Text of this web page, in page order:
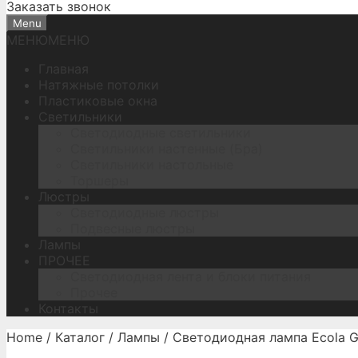
Заказать звонок
Menu
МЕНЮМЕНЮ
Главная
Натяжные потолки
Пластиковые окна
Светильники
Люстры
Лампы
ПРОЧЕЕ
Контакты
Home / Каталог / Лампы / Светодиодная лампа Ecola